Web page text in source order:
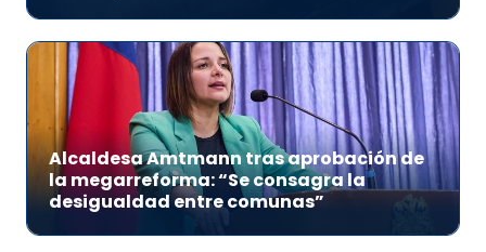
Alcaldesa Amtmann tras aprobación de
la megarreforma: “Se consagra la
desigualdad entre comunas”